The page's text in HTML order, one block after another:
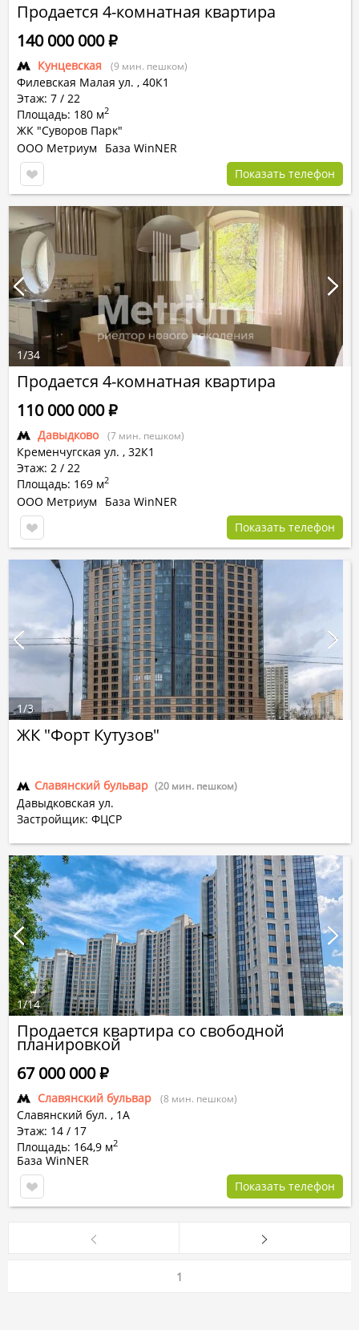
Продается 4-комнатная квартира
Кунцевская (9 мин. пешком)
Филевская Малая ул. , 40К1
Этаж: 7 / 22
Площадь: 180 м2
ЖК "Суворов Парк"
140 000 000Р
ООО Метриум
База WinNER
Показать телефон
Продается 4-комнатная квартира
Давыдково (7 мин. пешком)
Кременчугская ул. , 32К1
Этаж: 2 / 22
Площадь: 169 м2
110 000 000Р
ООО Метриум
База WinNER
Показать телефон
1/34
ЖК "Форт Кутузов"
Славянский бульвар (20 мин. пешком)
Давыдковская ул.
Застройщик: ФЦСР
1/3
Продается квартира со свободной
планировкой
Славянский бульвар (8 мин. пешком)
Славянский бул. , 1А
Этаж: 14 / 17
Площадь: 164,9 м2
67 000 000Р
База WinNER
Показать телефон
1/14
1